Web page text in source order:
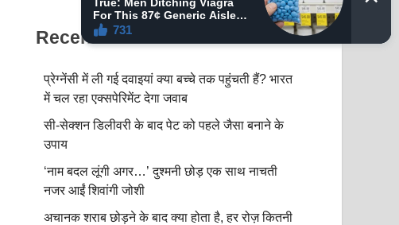
Recent Posts
प्रेग्नेंसी में ली गई दवाइयां क्या बच्चे तक पहुंचती हैं? भारत
में चल रहा एक्सपेरिमेंट देगा जवाब
सी-सेक्शन डिलीवरी के बाद पेट को पहले जैसा बनाने के
उपाय
‘नाम बदल लूंगी अगर…’ दुश्मनी छोड़ एक साथ नाचती
नजर आईं शिवांगी जोशी
अचानक शराब छोड़ने के बाद क्या होता है, हर रोज़ कितनी